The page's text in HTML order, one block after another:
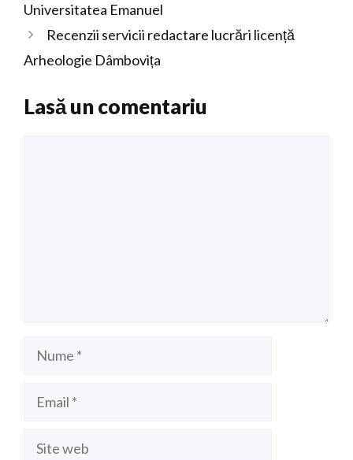
Universitatea Emanuel
Recenzii servicii redactare lucrări licență
Arheologie Dâmbovița
Lasă un comentariu